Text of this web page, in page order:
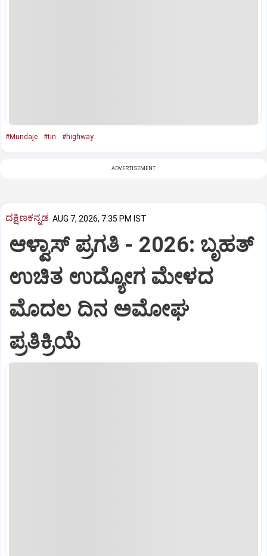
#Mundaje #tin #highway
ADVERTISEMENT
ದಕ್ಷಿಣಕನ್ನಡ AUG 7, 2026, 7:35 PM IST
ಆಳ್ವಾಸ್‌ ಪ್ರಗತಿ - 2026: ಬೃಹತ್
ಉಚಿತ ಉದ್ಯೋಗ ಮೇಳದ
ಮೊದಲ ದಿನ ಅಮೋಘ
ಪ್ರತಿಕ್ರಿಯೆ